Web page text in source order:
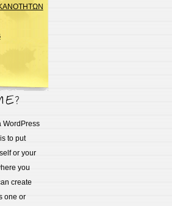
WordPress
to put
or your
you
create
one or